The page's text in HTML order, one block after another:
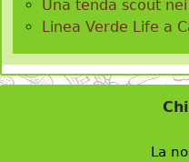
Una tenda scout
Linea Verde Life a
La